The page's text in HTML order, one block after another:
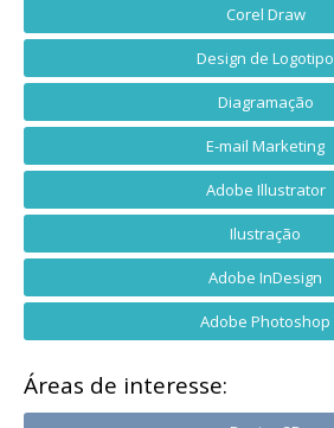
Corel Draw
Design de Logotipo
Diagramação
E-mail Marketing
Adobe Illustrator
Ilustração
Adobe InDesign
Adobe Photoshop
Áreas de interesse: